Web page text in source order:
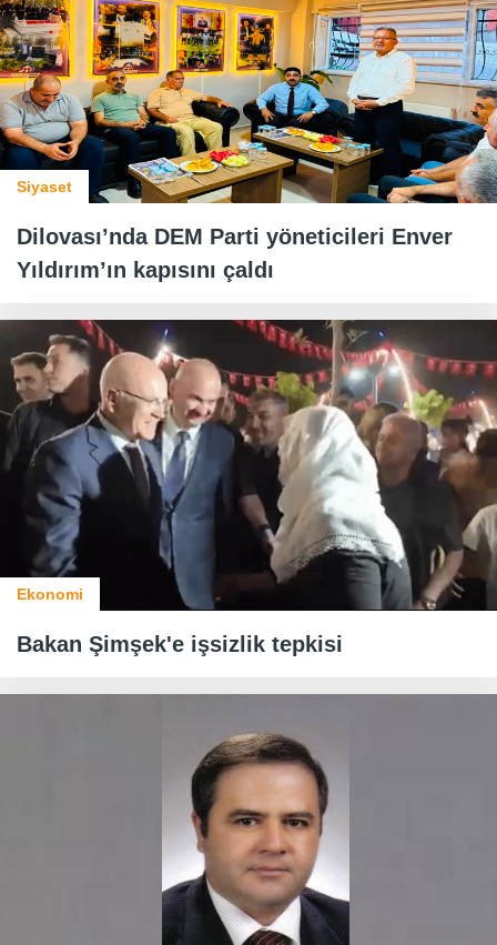
Siyaset
Dilovası’nda DEM Parti yöneticileri Enver
Yıldırım’ın kapısını çaldı
Ekonomi
Bakan Şimşek'e işsizlik tepkisi